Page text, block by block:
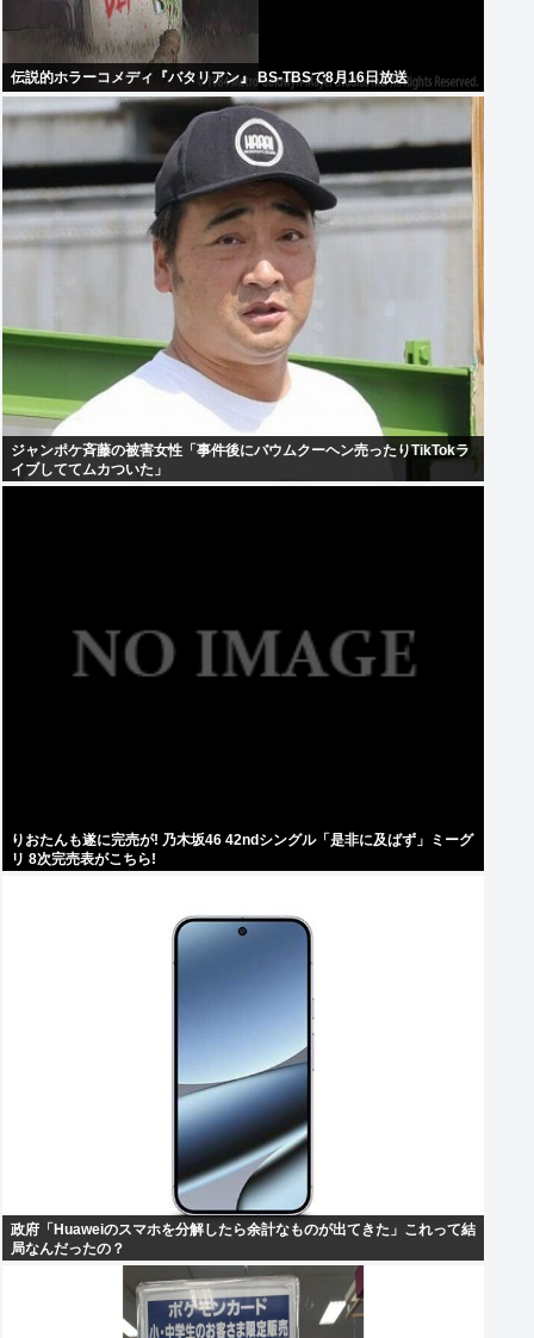
伝説的ホラーコメディ『バタリアン』 BS-TBSで8月16日放送
ジャンポケ斉藤の被害女性「事件後にバウムクーヘン売ったりTikTokラ
イブしててムカついた」
りおたんも遂に完売が! 乃木坂46 42ndシングル「是非に及ばず」ミーグ
リ 8次完売表がこちら!
政府「Huaweiのスマホを分解したら余計なものが出てきた」これって結
局なんだったの？